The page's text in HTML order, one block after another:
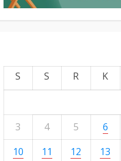
S S R K
3
4 5 6
10
11 12 13